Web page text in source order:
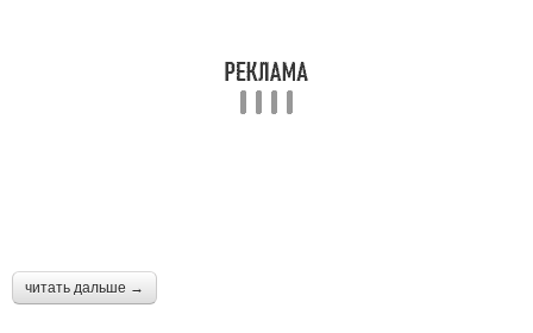
читать дальше →